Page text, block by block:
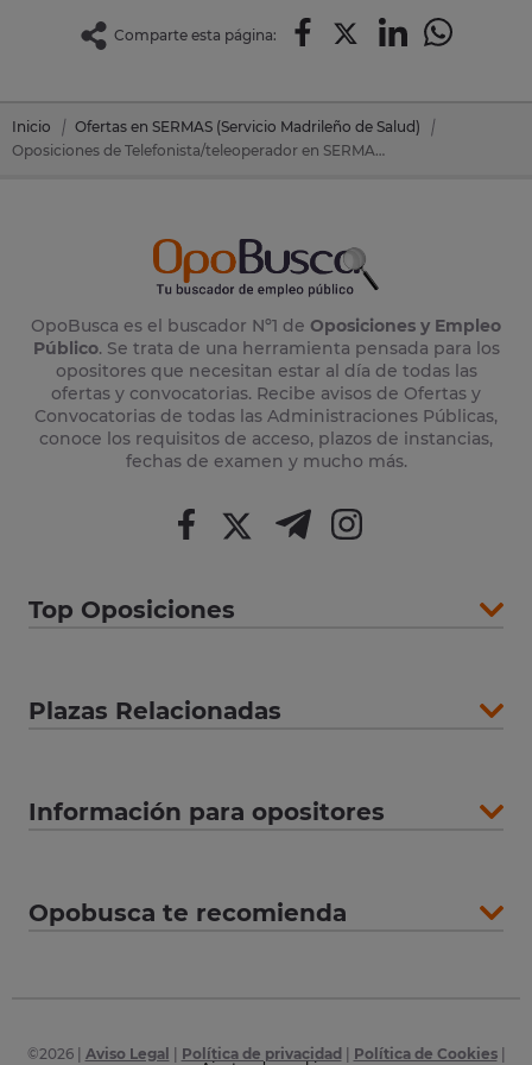
Comparte esta página:
Inicio
Ofertas en SERMAS (Servicio Madrileño de Salud)
Oposiciones de Telefonista/teleoperador en SERMAS (Servicio Madrileño de Salud)
OpoBusca es el buscador Nº1 de Oposiciones y Empleo
Público. Se trata de una herramienta pensada para los
opositores que necesitan estar al día de todas las
ofertas y convocatorias. Recibe avisos de Ofertas y
Convocatorias de todas las Administraciones Públicas,
conoce los requisitos de acceso, plazos de instancias,
fechas de examen y mucho más.
Top Oposiciones
Plazas Relacionadas
Información para opositores
Opobusca te recomienda
©2026| Aviso Legal Política de privacidad Política de Cookies|